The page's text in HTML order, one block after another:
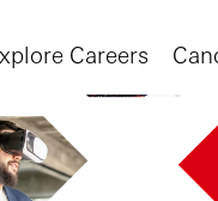
Careers